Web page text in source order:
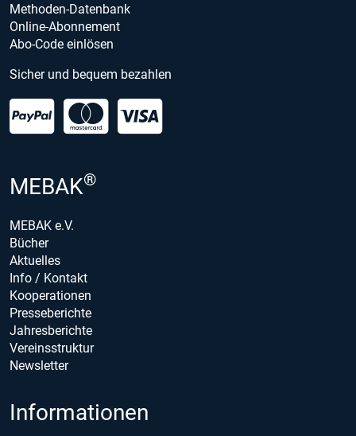
Methoden-Datenbank
Online-Abonnement
Abo-Code einlösen
Sicher und bequem bezahlen
MEBAK®
MEBAK e.V.
Bücher
Aktuelles
Info / Kontakt
Kooperationen
Presseberichte
Jahresberichte
Vereinsstruktur
Newsletter
Informationen